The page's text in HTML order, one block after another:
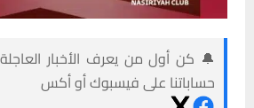
🔔 كن أول من يعرف الأخبار
حساباتنا على فيسبوك أو أكس